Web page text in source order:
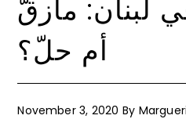
لبنان: مأزقّ
أم حلّ؟
November 3, 2020 By